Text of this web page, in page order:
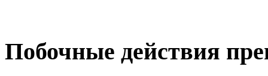
Побочные действия